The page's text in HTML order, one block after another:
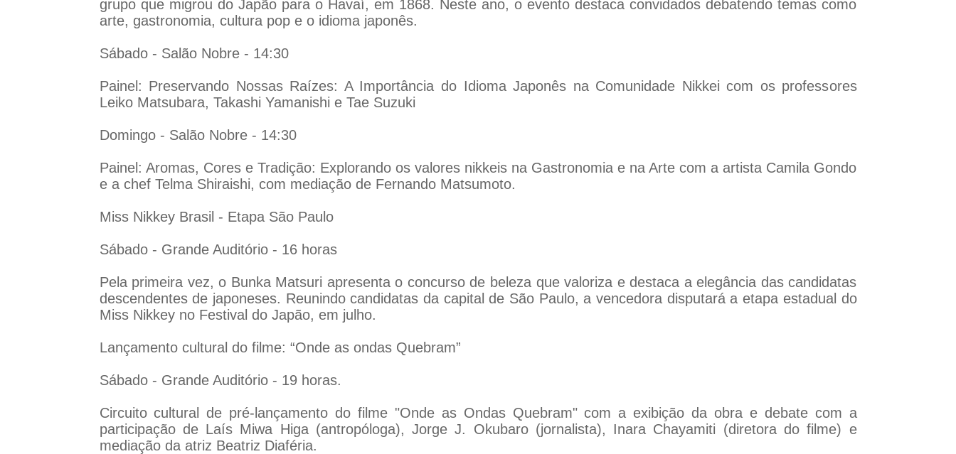
grupo que migrou do Japão para o Havaí, em 1868. Neste ano, o evento destaca convidados debatendo temas como
arte, gastronomia, cultura pop e o idioma japonês.
Sábado - Salão Nobre - 14:30
Painel: Preservando Nossas Raízes: A Importância do Idioma Japonês na Comunidade Nikkei com os professores
Leiko Matsubara, Takashi Yamanishi e Tae Suzuki
Domingo - Salão Nobre - 14:30
Painel: Aromas, Cores e Tradição: Explorando os valores nikkeis na Gastronomia e na Arte com a artista Camila Gondo
e a chef Telma Shiraishi, com mediação de Fernando Matsumoto.
Miss Nikkey Brasil - Etapa São Paulo
Sábado - Grande Auditório - 16 horas
Pela primeira vez, o Bunka Matsuri apresenta o concurso de beleza que valoriza e destaca a elegância das candidatas
descendentes de japoneses. Reunindo candidatas da capital de São Paulo, a vencedora disputará a etapa estadual do
Miss Nikkey no Festival do Japão, em julho.
Lançamento cultural do filme: “Onde as ondas Quebram”
Sábado - Grande Auditório - 19 horas.
Circuito cultural de pré-lançamento do filme "Onde as Ondas Quebram" com a exibição da obra e debate com a
participação de Laís Miwa Higa (antropóloga), Jorge J. Okubaro (jornalista), Inara Chayamiti (diretora do filme) e
mediação da atriz Beatriz Diaféria.